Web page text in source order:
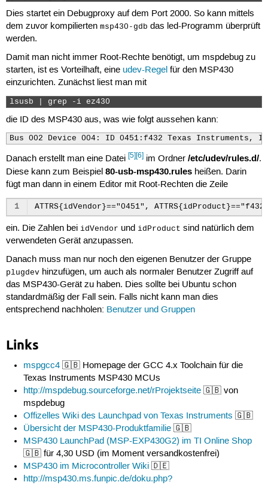
Dies startet ein Debugproxy auf dem Port 2000. So kann mittels
dem zuvor kompilierten msp430-gdb das led-Programm überprüft
werden.
Damit man nicht immer Root-Rechte benötigt, um mspdebug zu
starten, ist es Vorteilhaft, eine udev-Regelfür den MSP430
einzurichten. Zunächst liest man mit
lsusb | grep -i ez430
die ID des MSP430 aus, was wie folgt aussehen kann:
Bus 002 Device 004: ID 0451:f432 Texas Instruments,
Danach erstellt man eine Datei [5][6]im Ordner /etc/udev/rules.d/.
Diese kann zum Beispiel 80-usb-msp430.rulesheißen. Darin
fügt man dann in einem Editor mit Root-Rechten die Zeile
1
ein. Die Zahlen bei idVendor und idProduct sind natürlich dem
verwendeten Gerät anzupassen.
Danach muss man nur noch den eigenen Benutzer der Gruppe
plugdevhinzufügen, um auch als normaler Benutzer Zugriff auf
das MSP430-Gerät zu haben. Dies sollte bei Ubuntu schon
standardmäßig der Fall sein. Falls nicht kann man dies
entsprechend nachholen: Benutzer und Gruppen
Links
mspgcc4 🇬🇧 Homepage der GCC 4.x Toolchain für die
Texas Instruments MSP430 MCUs
http://mspdebug.sourceforge.net/rProjektseite 🇬🇧 von
mspdebug
Offizelles Wiki des Launchpad von Texas Instruments 🇬🇧
Übersicht der MSP430-Produktfamilie 🇬🇧
MSP430 LaunchPad (MSP-EXP430G2) im TI Online Shop
🇬🇧 für 4,30 USD (im Moment versandkostenfrei)
MSP430 im Microcontroller Wiki 🇩🇪
http://msp430.ms.funpic.de/doku.php?